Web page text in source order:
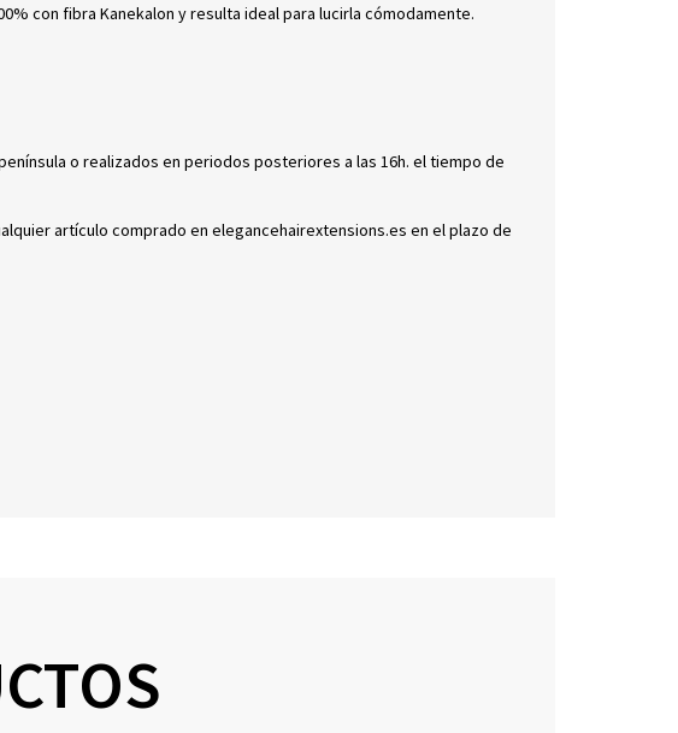
con fibra Kanekalon y resulta ideal para lucirla cómodamente.
o realizados en periodos posteriores a las 16h. el tiempo de
artículo comprado en elegancehairextensions.es en el plazo de